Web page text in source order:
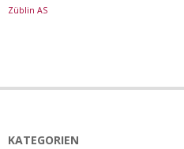
Züblin AS
KATEGORIEN